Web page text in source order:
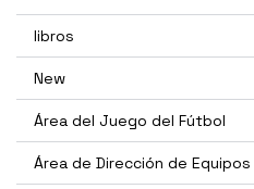
libros
New
Área del Juego del Fútbol
Área de Dirección de Equipos